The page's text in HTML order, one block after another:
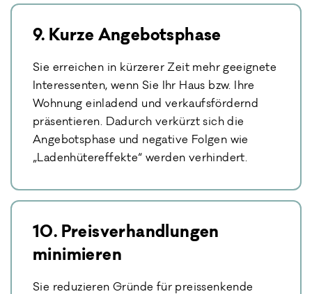
9. Kurze Angebotsphase
Sie erreichen in kürzerer Zeit mehr geeignete
Interessenten, wenn Sie Ihr Haus bzw. Ihre
Wohnung einladend und verkaufsfördernd
präsentieren. Dadurch verkürzt sich die
Angebotsphase und negative Folgen wie
„Ladenhütereffekte“ werden verhindert.
10. Preisverhandlungen
minimieren
Sie reduzieren Gründe für preissenkende